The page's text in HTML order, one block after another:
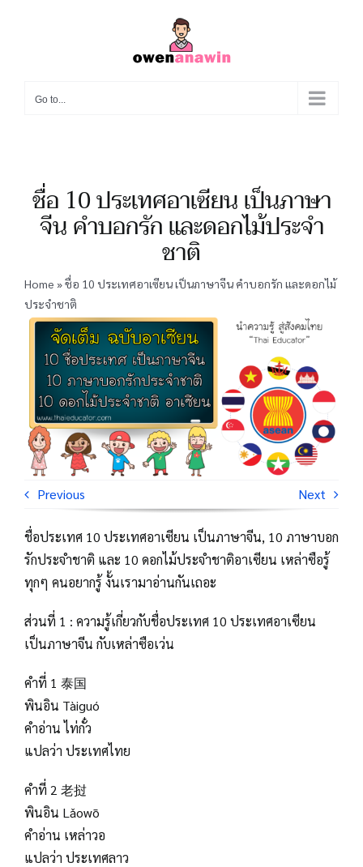
Go to...
ชื่อ 10 ประเทศอาเซียน เป็นภาษา
จีน คำบอกรัก และดอกไม้ประจำ
ชาติ
Home »ชื่อ 10 ประเทศอาเซียน เป็นภาษาจีน คำบอกรัก และดอกไม้
ประจำชาติ
Previous Next
ชื่อประเทศ 10 ประเทศอาเซียน เป็นภาษาจีน, 10 ภาษาบอก
รักประจำชาติ และ 10 ดอกไม้ประจำชาติอาเซียน เหล่าซือรู้
ทุกๆ คนอยากรู้ งั้นเรามาอ่านกันเถอะ
ส่วนที่ 1 : ความรู้เกี่ยวกับชื่อประเทศ 10 ประเทศอาเซียน
เป็นภาษาจีน กับเหล่าซือเว่น
คำที่ 1 泰国
พินอิน Tàiguó
คำอ่าน ไท่กั๋ว
แปลว่า ประเทศไทย
คำที่ 2 老挝
พินอิน Lǎowō
คำอ่าน เหล่าวอ
แปลว่า ประเทศลาว